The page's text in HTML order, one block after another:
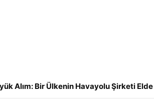
Alım: Bir Ülkenin Havayolu Şirketi